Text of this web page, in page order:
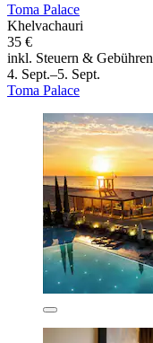
Toma Palace
Khelvachauri
35 €
inkl. Steuern & Gebühren
4. Sept.–5. Sept.
Toma Palace